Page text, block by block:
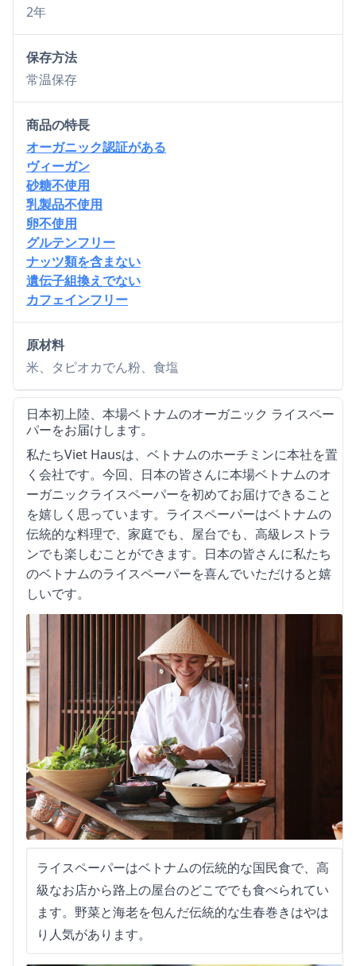
2年
保存方法
常温保存
商品の特長
オーガニック認証がある
ヴィーガン
砂糖不使用
乳製品不使用
卵不使用
グルテンフリー
ナッツ類を含まない
遺伝子組換えでない
カフェインフリー
原材料
米、タピオカでん粉、食塩
日本初上陸、本場ベトナムのオーガニック ライスペー
パーをお届けします。
私たちViet Hausは、ベトナムのホーチミンに本社を置
く会社です。今回、日本の皆さんに本場ベトナムのオ
ーガニックライスペーパーを初めてお届けできること
を嬉しく思っています。ライスペーパーはベトナムの
伝統的な料理で、家庭でも、屋台でも、高級レストラ
ンでも楽しむことができます。日本の皆さんに私たち
のベトナムのライスペーパーを喜んでいただけると嬉
しいです。
ライスペーパーはベトナムの伝統的な国民食で、高
級なお店から路上の屋台のどこででも食べられてい
ます。野菜と海老を包んだ伝統的な生春巻きはやは
り人気があります。